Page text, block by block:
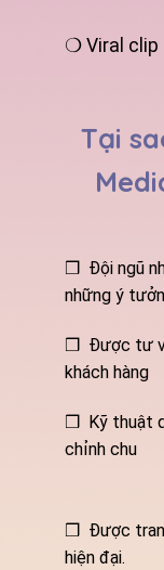
❍ Viral clip
Tại
❒ Đội ngũ
những ý
❒ Được tư
khách hàng
❒ Kỹ thuật
chỉnh chu
❒ Được
hiện đại.